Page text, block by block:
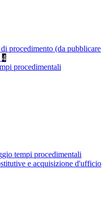
procedimento (da pubblicare
4
procedimentali
tempi procedimentali
e acquisizione d'ufficio